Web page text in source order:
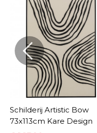
Schilderij Artistic Bow
73x113cm Kare Design